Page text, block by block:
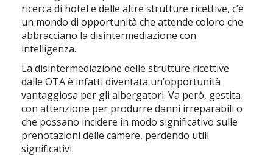
ricerca di hotel e delle altre strutture ricettive, c’è
un mondo di opportunità che attende coloro che
abbracciano la disintermediazione con
intelligenza.
La disintermediazione delle strutture ricettive
dalle OTA è infatti diventata un’opportunità
vantaggiosa per gli albergatori. Va però, gestita
con attenzione per produrre danni irreparabili o
che possano incidere in modo significativo sulle
prenotazioni delle camere, perdendo utili
significativi.